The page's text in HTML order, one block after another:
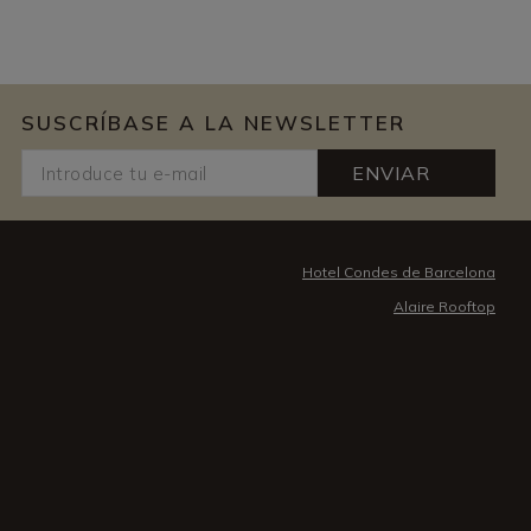
SUSCRÍBASE A LA NEWSLETTER
ENVIAR
Hotel Condes de Barcelona
Alaire Rooftop